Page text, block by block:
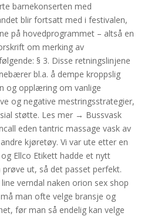
barnekonserten med
blir fortsatt med i festivalen,
på hovedprogrammet – altså en
om merking av
§ 3. Disse retningslinjene
bl.a. å dempe kroppslig
og opplæring om vanlige
og negative mestringsstrategier,
støtte. Les mer → Bussvask
eden tantric massage vask av
kjøretøy. Vi var ute etter en
Ellco Etikett hadde et nytt
ut, så det passet perfekt.
verndal naken orion sex shop
man ofte velge bransje og
før man så endelig kan velge